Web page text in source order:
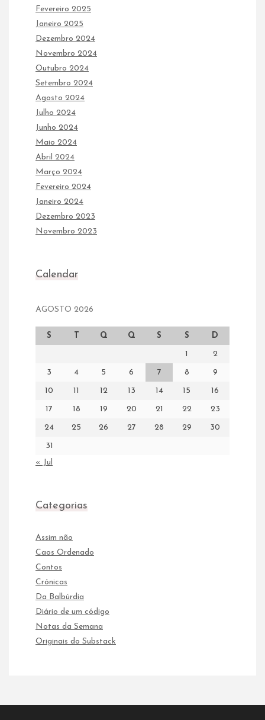
Fevereiro 2025
Janeiro 2025
Dezembro 2024
Novembro 2024
Outubro 2024
Setembro 2024
Agosto 2024
Julho 2024
Junho 2024
Maio 2024
Abril 2024
Março 2024
Fevereiro 2024
Janeiro 2024
Dezembro 2023
Novembro 2023
Calendar
AGOSTO 2026
S T Q Q S S D
1 2
3 4 5 6 7 8 9
10 11 12 13 14 15 16
17 18 19 20 21 22 23
24 25 26 27 28 29 30
31
« Jul
Categorias
Assim não
Caos Ordenado
Contos
Crónicas
Da Balbúrdia
Diário de um código
Notas da Semana
Originais do Substack